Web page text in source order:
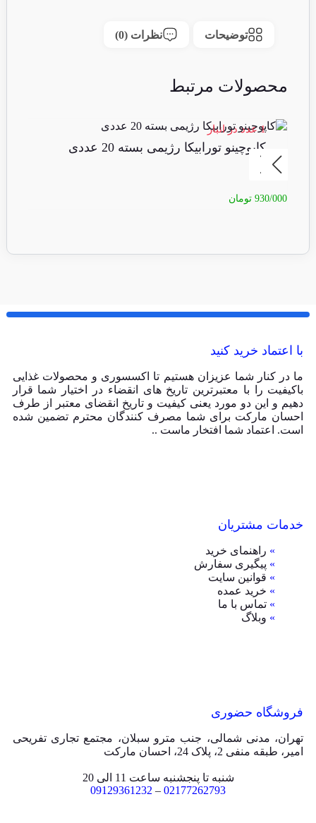
توضیحات نظرات (0)
محصولات مرتبط
1 عدد در انبار
کاپوچینو تورابیکا رژیمی بسته 20 عددی
930/000 تومان
با اعتماد خرید کنید
ما در کنار شما عزیزان هستیم تا اکسسوری و محصولات غذایی
باکیفیت را با معتبرترین تاریخ های انقضاء در اختیار شما قرار
دهیم و این دو مورد یعنی کیفیت و تاریخ انقضای معتبر از طرف
احسان مارکت برای شما مصرف کنندگان محترم تضمین شده
است. اعتماد شما افتخار ماست ..
خدمات مشتریان
» راهنمای خرید
» پیگیری سفارش
» قوانین سایت
» خرید عمده
» تماس با ما
» وبلاگ
فروشگاه حضوری
تهران، مدنی شمالی، جنب مترو سبلان، مجتمع تجاری تفریحی
امیر، طبقه منفی 2، پلاک 24، احسان مارکت
شنبه تا پنجشنبه ساعت 11 الی 20
02177262793
–
09129361232